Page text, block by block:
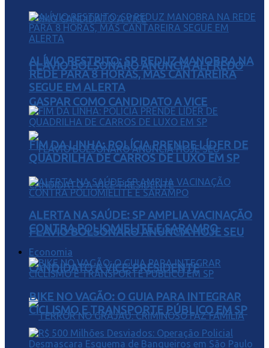
FLÁVIO BOLSONARO ANUNCIA ALFREDO
GASPAR COMO CANDIDATO A VICE
FLÁVIO BOLSONARO ANUNCIA HOJE SEU
CANDIDATO A VICE-PRESIDENTE
ALÍVIO RESTRITO: SP REDUZ MANOBRA NA
REDE PARA 8 HORAS, MAS CANTAREIRA
SEGUE EM ALERTA
FIM DA LINHA: POLÍCIA PRENDE LÍDER DE
QUADRILHA DE CARROS DE LUXO EM SP
ALERTA NA SAÚDE: SP AMPLIA VACINAÇÃO
CONTRA POLIOMIELITE E SARAMPO
Economia
BIKE NO VAGÃO: O GUIA PARA INTEGRAR
CICLISMO E TRANSPORTE PÚBLICO EM SP